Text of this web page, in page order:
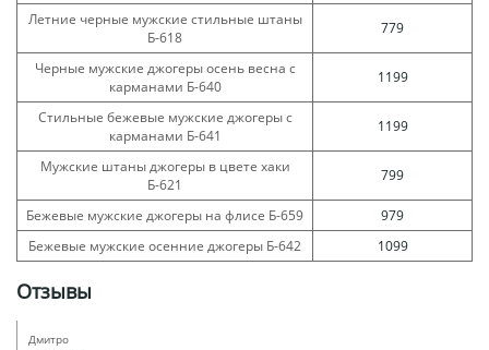
Летние черные мужские стильные штаны
Б-618
779
Черные мужские джогеры осень весна с
карманами Б-640
1199
Стильные бежевые мужские джогеры с
карманами Б-641
1199
Мужские штаны джогеры в цвете хаки
Б-621
799
Бежевые мужские джогеры на флисе Б-659
979
Бежевые мужские осенние джогеры Б-642
1099
Отзывы
Дмитро